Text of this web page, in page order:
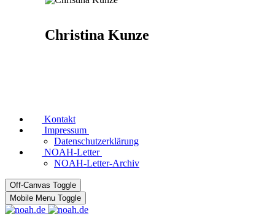
Christina Kunze
Kontakt
Impressum
Datenschutzerklärung
NOAH-Letter
NOAH-Letter-Archiv
Off-Canvas Toggle
Mobile Menu Toggle